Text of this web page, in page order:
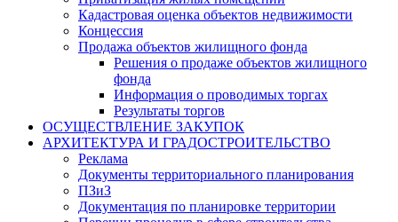
Кадастровая оценка объектов недвижимости
Концессия
Продажа объектов жилищного фонда
Решения о продаже объектов жилищного
фонда
Информация о проводимых торгах
Результаты торгов
ОСУЩЕСТВЛЕНИЕ ЗАКУПОК
АРХИТЕКТУРА И ГРАДОСТРОИТЕЛЬСТВО
Реклама
Документы территориального планирования
ПЗиЗ
Документация по планировке территории